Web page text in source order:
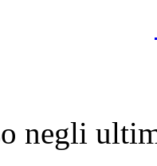
negli